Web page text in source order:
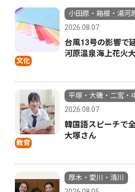
文化
小田原・箱根・湯河
2026.08.07
台風13号の影響で
河原温泉海上花火
教育
平塚・大磯・二宮・
2026.08.07
韓国語スピーチで
大塚さん
厚木・愛川・清川